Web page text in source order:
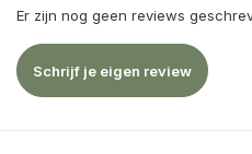
Er zijn nog geen reviews
Schrijf je eigen review